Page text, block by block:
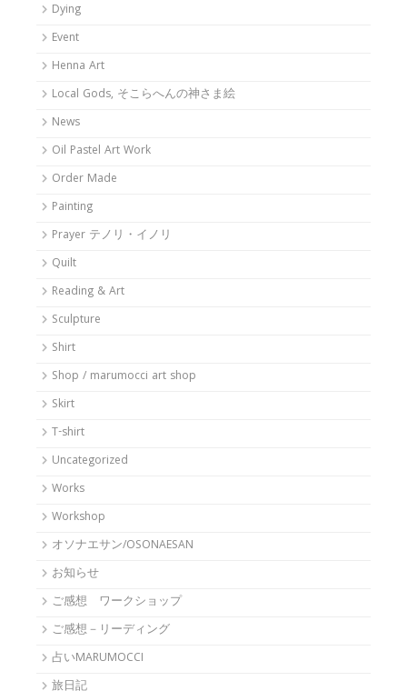
Dying
Event
Henna Art
Local Gods, そこらへんの神さま絵
News
Oil Pastel Art Work
Order Made
Painting
Prayer テノリ・イノリ
Quilt
Reading & Art
Sculpture
Shirt
Shop / marumocci art shop
Skirt
T-shirt
Uncategorized
Works
Workshop
オソナエサン/OSONAESAN
お知らせ
ご感想 ワークショップ
ご感想－リーディング
占いMARUMOCCI
旅日記